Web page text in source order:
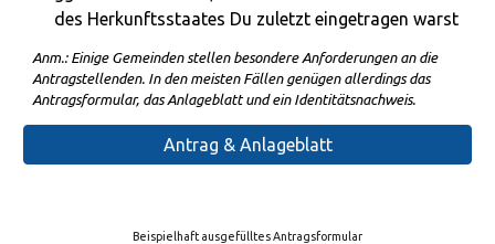
des Herkunftsstaates Du zuletzt eingetragen warst
Anm.: Einige Gemeinden stellen besondere Anforderungen an die
Antragstellenden. In den meisten Fällen genügen allerdings das
Antragsformular, das Anlageblatt und ein Identitätsnachweis.
Antrag & Anlageblatt
Beispielhaft ausgefülltes Anlageblatt